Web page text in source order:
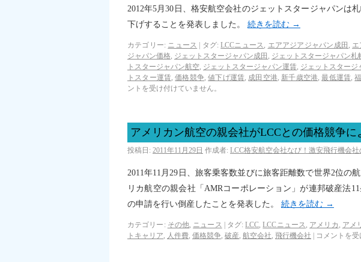
2012年5月30日、格安航空会社のジェットスタージャパンは
下げすることを発表しました。 続きを読む →
カテゴリー: ニュース タグ: LCCニュース, エアアジアジャパン成田 ,
ジャパン価格, ジェットスタージャパン成田 , ジェットスタージャパン札
トスタージャパン航空, ジェットスタージャパン運賃, ジェットスタージ
トスター運賃,価格競争,値下げ運賃, 成田空港, 新千歳空港,最低運賃,
ントを受け付けていません。
アメリカン航空の親会社がLCCとの価格競争に
投稿日: 2011年11月29日 作成者: LCC格安航空会社なび！激安飛行機会社
2011年11月29日、旅客乗客数並びに旅客距離数で世界2位の
リカ航空の親会社「AMRコーポレーション」が連邦破産法
の申請を行い倒産したことを発表した。 続きを読む →
カテゴリー: その他, ニュース タグ: LCC,LCCニュース, アメリカ , アメ
トキャリア, 人件費, 価格競争, 破産, 航空会社, 飛行機会社 コメントを受